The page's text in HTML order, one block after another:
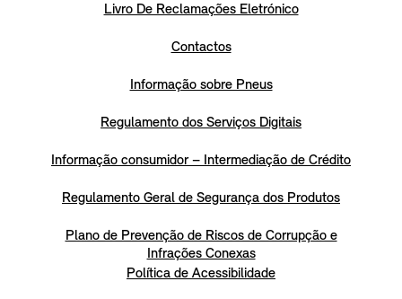
Livro De Reclamações Eletrónico
Contactos
Informação sobre Pneus
Regulamento dos Serviços Digitais
Informação consumidor – Intermediação de Crédito
Regulamento Geral de Segurança dos Produtos
Plano de Prevenção de Riscos de Corrupção e
Infrações Conexas
Política de Acessibilidade